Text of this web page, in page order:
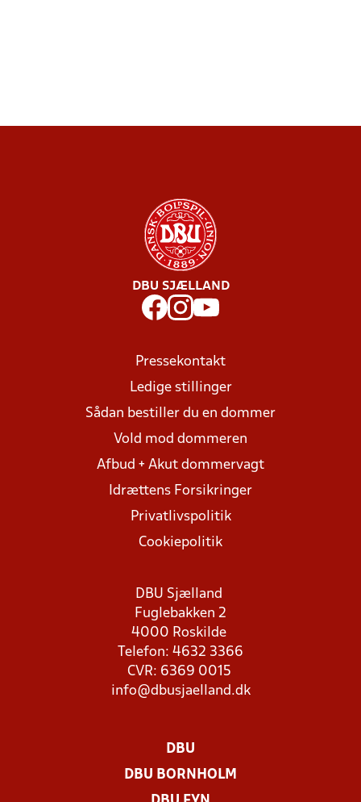
DBU SJÆLLAND
Pressekontakt
Ledige stillinger
Sådan bestiller du en dommer
Vold mod dommeren
Afbud + Akut dommervagt
Idrættens Forsikringer
Privatlivspolitik
Cookiepolitik
DBU Sjælland
Fuglebakken 2
4000 Roskilde
Telefon: 4632 3366
CVR: 6369 0015
info@dbusjaelland.dk
DBU
DBU BORNHOLM